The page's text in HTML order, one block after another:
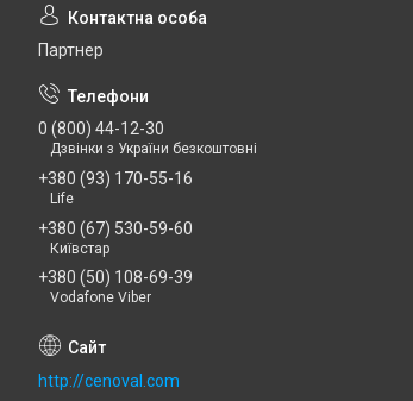
Партнер
0 (800) 44-12-30
Дзвінки з України безкоштовні
+380 (93) 170-55-16
Life
+380 (67) 530-59-60
Київстар
+380 (50) 108-69-39
Vodafone Viber
http://cenoval.com